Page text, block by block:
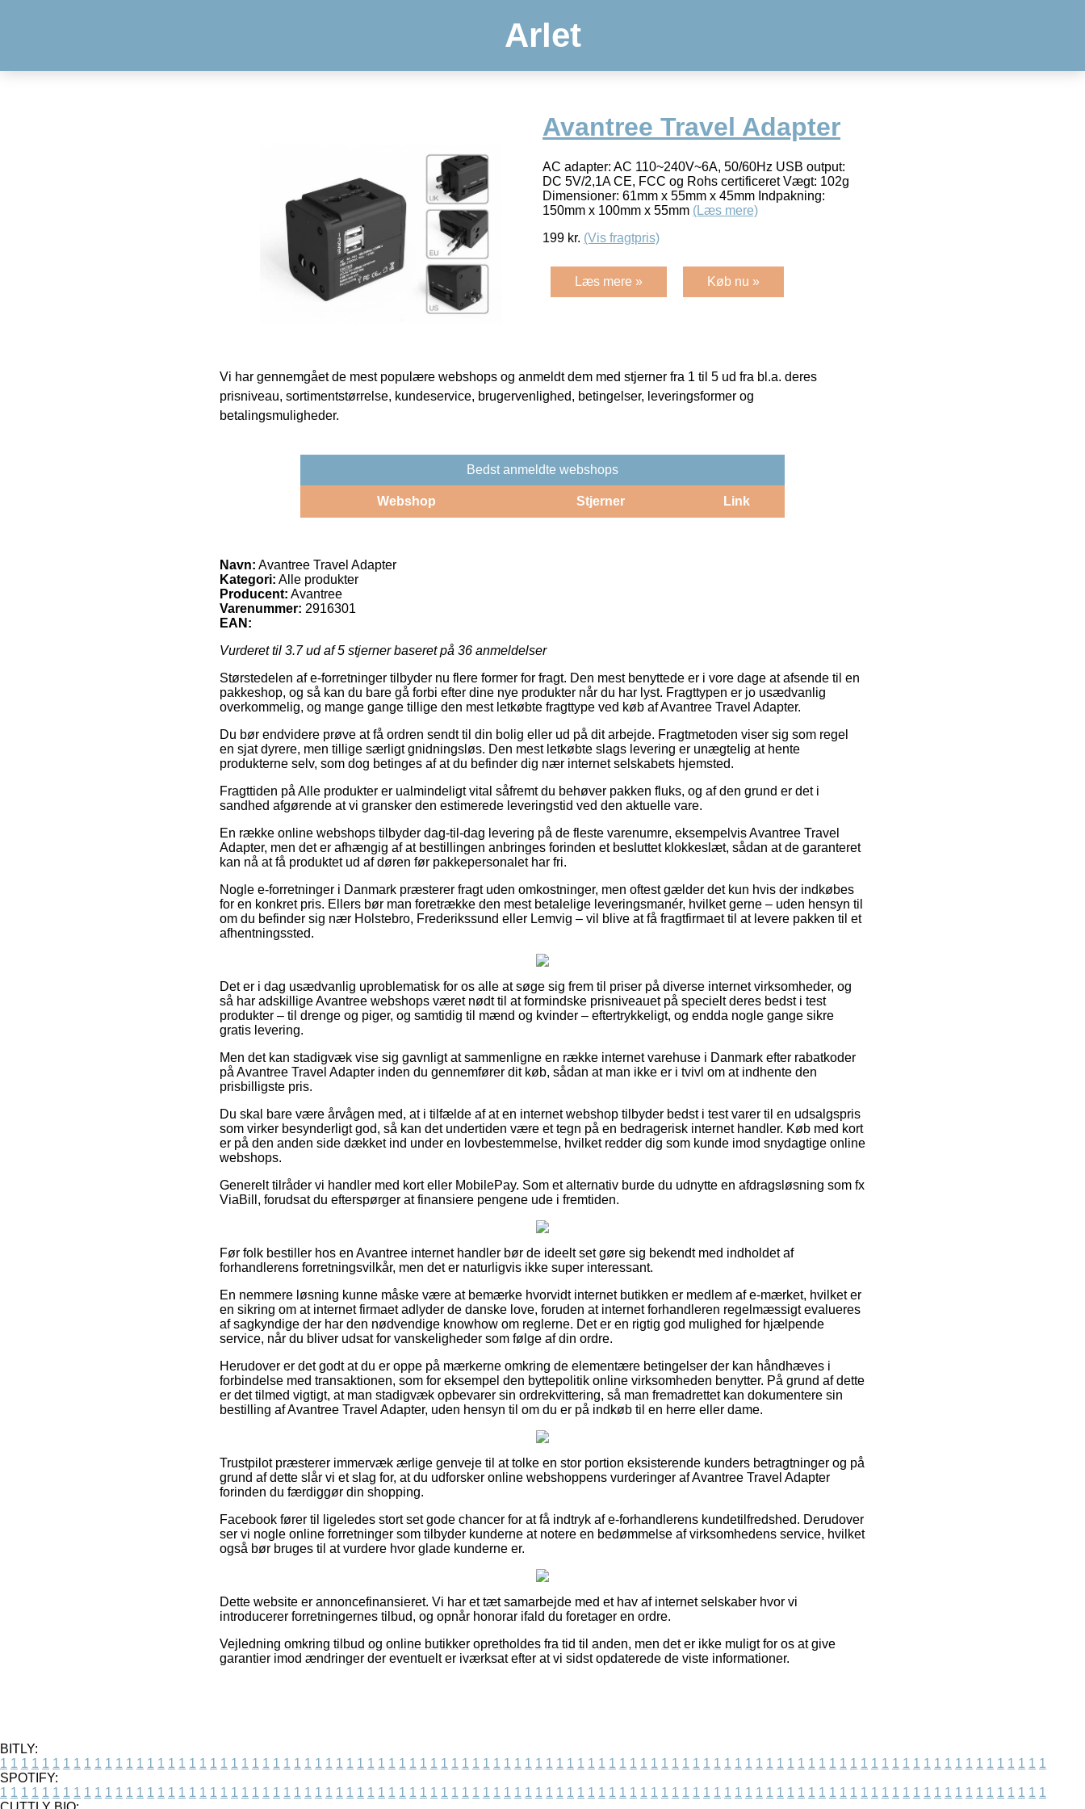
Arlet
Avantree Travel Adapter
AC adapter: AC 110~240V~6A, 50/60Hz USB output:
DC 5V/2,1A CE, FCC og Rohs certificeret Vægt: 102g
Dimensioner: 61mm x 55mm x 45mm Indpakning:
150mm x 100mm x 55mm (Læs mere)
199 kr. (Vis fragtpris)
Læs mere » Køb nu »
Vi har gennemgået de mest populære webshops og anmeldt dem med stjerner fra 1 til 5 ud fra bl.a. deres
prisniveau, sortimentstørrelse, kundeservice, brugervenlighed, betingelser, leveringsformer og
betalingsmuligheder.
Bedst anmeldte webshops
Webshop Stjerner Link
Navn: Avantree Travel Adapter
Kategori: Alle produkter
Producent: Avantree
Varenummer: 2916301
EAN:
Vurderet til 3.7ud af 5 stjerner baseret på 36 anmeldelser
Størstedelen af e-forretninger tilbyder nu flere former for fragt. Den mest benyttede er i vore dage at afsende til en
pakkeshop, og så kan du bare gå forbi efter dine nye produkter når du har lyst. Fragttypen er jo usædvanlig
overkommelig, og mange gange tillige den mest letkøbte fragttype ved køb af Avantree Travel Adapter.
Du bør endvidere prøve at få ordren sendt til din bolig eller ud på dit arbejde. Fragtmetoden viser sig som regel
en sjat dyrere, men tillige særligt gnidningsløs. Den mest letkøbte slags levering er unægtelig at hente
produkterne selv, som dog betinges af at du befinder dig nær internet selskabets hjemsted.
Fragttiden på Alle produkter er ualmindeligt vital såfremt du behøver pakken fluks, og af den grund er det i
sandhed afgørende at vi gransker den estimerede leveringstid ved den aktuelle vare.
En række online webshops tilbyder dag-til-dag levering på de fleste varenumre, eksempelvis Avantree Travel
Adapter, men det er afhængig af at bestillingen anbringes forinden et besluttet klokkeslæt, sådan at de garanteret
kan nå at få produktet ud af døren før pakkepersonalet har fri.
Nogle e-forretninger i Danmark præsterer fragt uden omkostninger, men oftest gælder det kun hvis der indkøbes
for en konkret pris. Ellers bør man foretrække den mest betalelige leveringsmanér, hvilket gerne – uden hensyn til
om du befinder sig nær Holstebro, Frederikssund eller Lemvig – vil blive at få fragtfirmaet til at levere pakken til et
afhentningssted.
Det er i dag usædvanlig uproblematisk for os alle at søge sig frem til priser på diverse internet virksomheder, og
så har adskillige Avantree webshops været nødt til at formindske prisniveauet på specielt deres bedst i test
produkter – til drenge og piger, og samtidig til mænd og kvinder – eftertrykkeligt, og endda nogle gange sikre
gratis levering.
Men det kan stadigvæk vise sig gavnligt at sammenligne en række internet varehuse i Danmark efter rabatkoder
på Avantree Travel Adapter inden du gennemfører dit køb, sådan at man ikke er i tvivl om at indhente den
prisbilligste pris.
Du skal bare være årvågen med, at i tilfælde af at en internet webshop tilbyder bedst i test varer til en udsalgspris
som virker besynderligt god, så kan det undertiden være et tegn på en bedragerisk internet handler. Køb med kort
er på den anden side dækket ind under en lovbestemmelse, hvilket redder dig som kunde imod snydagtige online
webshops.
Generelt tilråder vi handler med kort eller MobilePay. Som et alternativ burde du udnytte en afdragsløsning som fx
ViaBill, forudsat du efterspørger at finansiere pengene ude i fremtiden.
Før folk bestiller hos en Avantree internet handler bør de ideelt set gøre sig bekendt med indholdet af
forhandlerens forretningsvilkår, men det er naturligvis ikke super interessant.
En nemmere løsning kunne måske være at bemærke hvorvidt internet butikken er medlem af e-mærket, hvilket er
en sikring om at internet firmaet adlyder de danske love, foruden at internet forhandleren regelmæssigt evalueres
af sagkyndige der har den nødvendige knowhow om reglerne. Det er en rigtig god mulighed for hjælpende
service, når du bliver udsat for vanskeligheder som følge af din ordre.
Herudover er det godt at du er oppe på mærkerne omkring de elementære betingelser der kan håndhæves i
forbindelse med transaktionen, som for eksempel den byttepolitik online virksomheden benytter. På grund af dette
er det tilmed vigtigt, at man stadigvæk opbevarer sin ordrekvittering, så man fremadrettet kan dokumentere sin
bestilling af Avantree Travel Adapter, uden hensyn til om du er på indkøb til en herre eller dame.
Trustpilot præsterer immervæk ærlige genveje til at tolke en stor portion eksisterende kunders betragtninger og på
grund af dette slår vi et slag for, at du udforsker online webshoppens vurderinger af Avantree Travel Adapter
forinden du færdiggør din shopping.
Facebook fører til ligeledes stort set gode chancer for at få indtryk af e-forhandlerens kundetilfredshed. Derudover
ser vi nogle online forretninger som tilbyder kunderne at notere en bedømmelse af virksomhedens service, hvilket
også bør bruges til at vurdere hvor glade kunderne er.
Dette website er annoncefinansieret. Vi har et tæt samarbejde med et hav af internet selskaber hvor vi
introducerer forretningernes tilbud, og opnår honorar ifald du foretager en ordre.
Vejledning omkring tilbud og online butikker opretholdes fra tid til anden, men det er ikke muligt for os at give
garantier imod ændringer der eventuelt er iværksat efter at vi sidst opdaterede de viste informationer.
BITLY:
1 1 1 1 1 1 1 1 1 1 1 1 1 1 1 1 1 1 1 1 1 1 1 1 1 1 1 1 1 1 1 1 1 1 1 1 1 1 1 1 1 1 1 1 1 1 1 1 1 1 1 1 1 1 1 1 1 1 1 1 1 1 1 1 1 1 1 1 1 1 1 1 1 1 1 1 1 1 1 1 1 1 1 1 1 1 1 1 1 1 1 1 1 1 1 1 1 1 1 1
SPOTIFY:
1 1 1 1 1 1 1 1 1 1 1 1 1 1 1 1 1 1 1 1 1 1 1 1 1 1 1 1 1 1 1 1 1 1 1 1 1 1 1 1 1 1 1 1 1 1 1 1 1 1 1 1 1 1 1 1 1 1 1 1 1 1 1 1 1 1 1 1 1 1 1 1 1 1 1 1 1 1 1 1 1 1 1 1 1 1 1 1 1 1 1 1 1 1 1 1 1 1 1 1